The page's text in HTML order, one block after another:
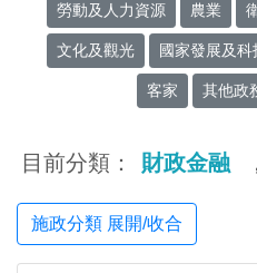
勞動及人力資源 農業
文化及觀光 國家發展及科
客家 其他政
目前分類： 財政金融
施政分類 展開/收合